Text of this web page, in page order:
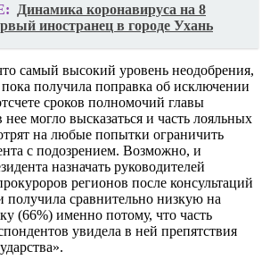
Динамика коронавируса на 8
иностранец в городе Ухань
самый высокий уровень неодобрения,
получила поправка об исключении
сроков полномочий главы
могло высказаться и часть лояльных
на любые попытки ограничить
с подозрением. Возможно, и
назначать руководителей
регионов после консультаций
сравнительно низкую на
(66%) именно потому, что часть
увидела в ней препятствия